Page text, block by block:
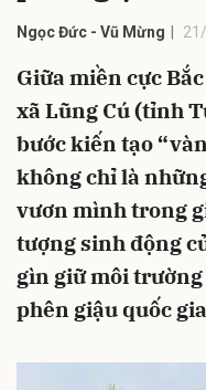
Ngọc Đức - Vũ Mừng
Giữa miền cực
xã Lũng Cú (tỉnh
bước kiến tạo
không chỉ là
vươn mình trong
tượng sinh động
gìn giữ môi
phên giậu quốc